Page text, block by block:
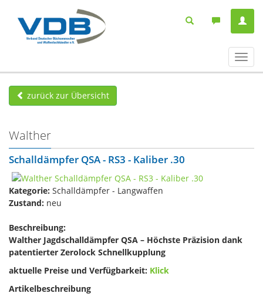
ein-/
zurück zur Übersicht
Walther
Schalldämpfer QSA - RS3 - Kaliber .30
Kategorie: Schalldämpfer - Langwaffen
Zustand: neu
Beschreibung:
Walther Jagdschalldämpfer QSA – Höchste Präzision dank
patentierter Zerolock Schnellkupplung
aktuelle Preise und Verfügbarkeit: Klick
Artikelbeschreibung